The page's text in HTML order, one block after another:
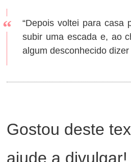
“Depois voltei para casa
subir uma escada e, ao
algum desconhecido
Gostou deste
ajude a divulgar!